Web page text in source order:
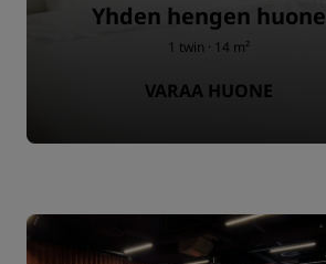
Yhden hengen huone
1 twin · 14 m²
VARAA HUONE